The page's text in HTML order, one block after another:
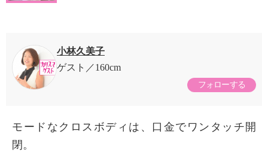
小林久美子
ゲスト
160cm
フォローする
モードなクロスボディは、口金でワンタッチ開
閉。